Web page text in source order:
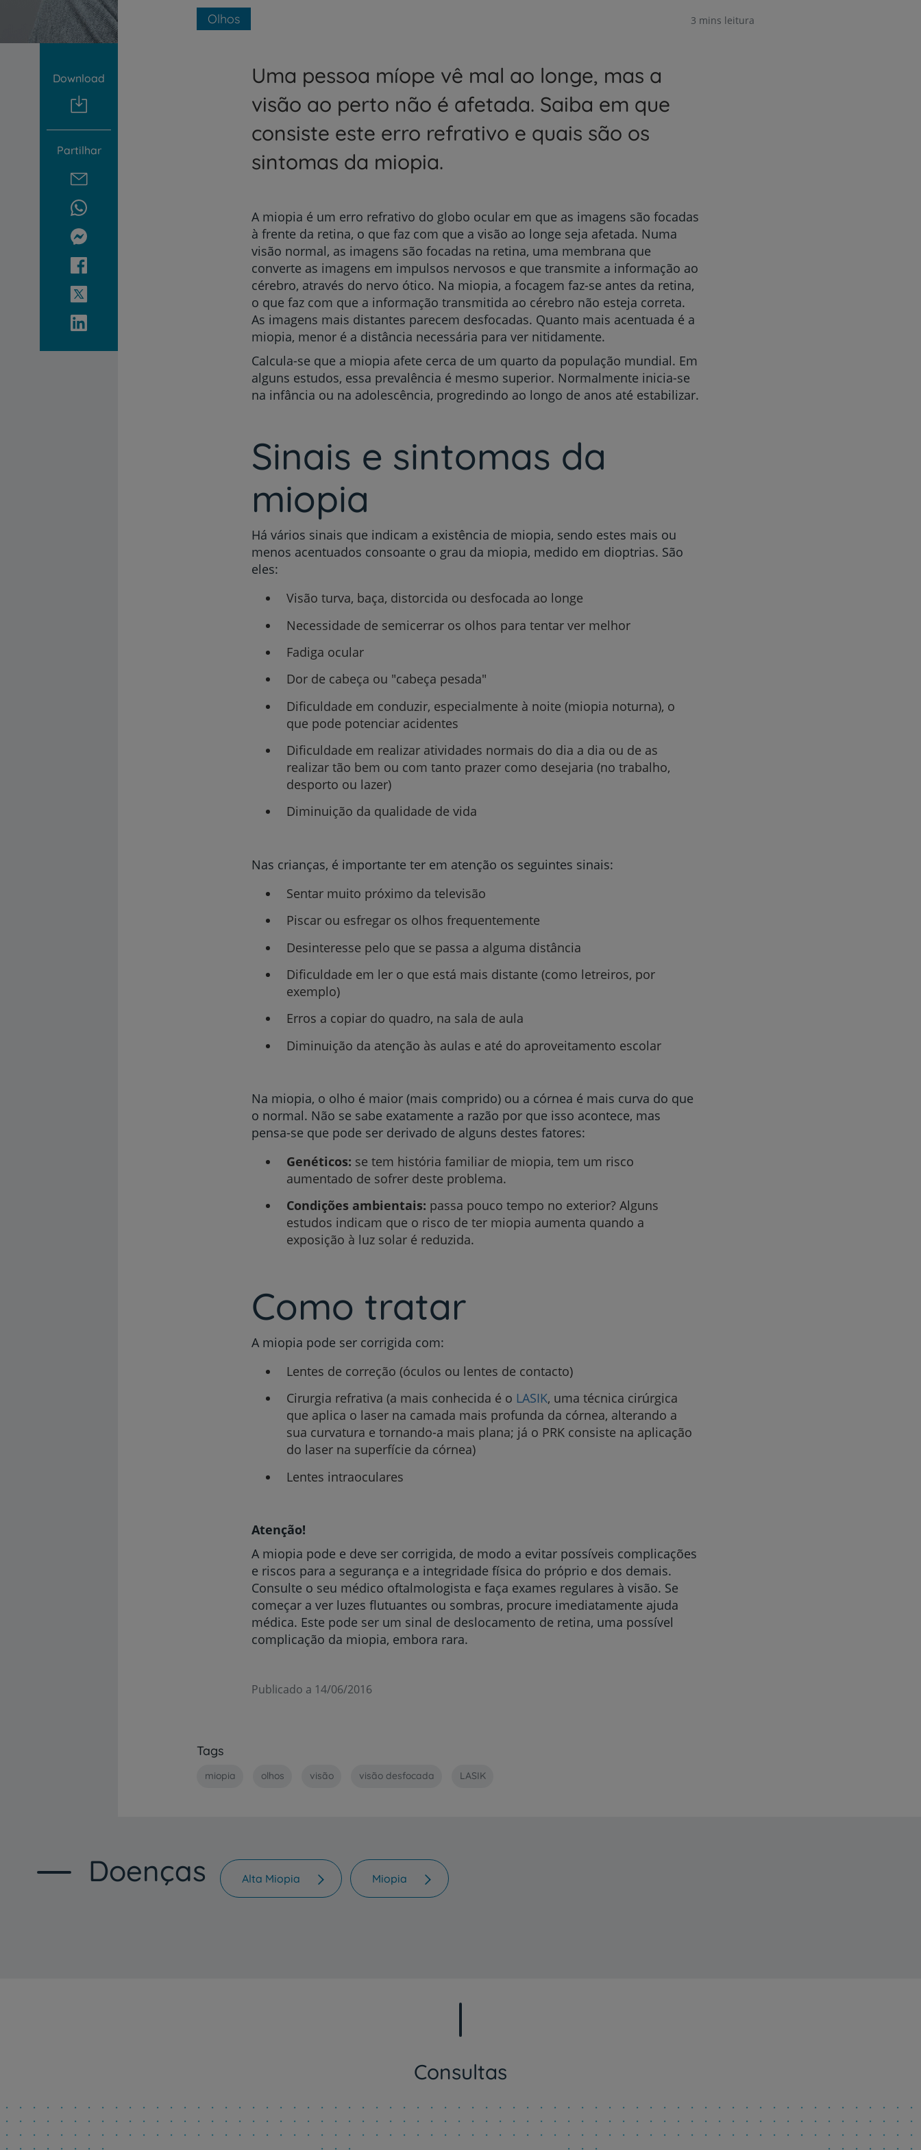
tela;
Prevenção e bem-estar
Serviços CUF
Plano +CUF
My CUF
Clientes e acompanhantes
CUF Academic Center
Para profissionais
Sobre nós
Contacte-nos
Olhos 3 mins leitura
Uma pessoa míope vê mal ao longe, mas a
visão ao perto não é afetada. Saiba em que
consiste este erro refrativo e quais são os
sintomas da miopia.
A miopia é um erro refrativo do globo ocular em que as imagens são focadas
à frente da retina, o que faz com que a visão ao longe seja afetada. Numa
visão normal, as imagens são focadas na retina, uma membrana que
converte as imagens em impulsos nervosos e que transmite a informação ao
cérebro, através do nervo ótico. Na miopia, a focagem faz-se antes da retina,
o que faz com que a informação transmitida ao cérebro não esteja correta.
As imagens mais distantes parecem desfocadas. Quanto mais acentuada é a
miopia, menor é a distância necessária para ver nitidamente.
Calcula-se que a miopia afete cerca de um quarto da população mundial. Em
alguns estudos, essa prevalência é mesmo superior. Normalmente inicia-se
na infância ou na adolescência, progredindo ao longo de anos até estabilizar.
Sinais e sintomas da
miopia
Há vários sinais que indicam a existência de miopia, sendo estes mais ou
menos acentuados consoante o grau da miopia, medido em dioptrias. São
eles:
Visão turva, baça, distorcida ou desfocada ao longe
Necessidade de semicerrar os olhos para tentar ver melhor
Fadiga ocular
Dor de cabeça ou "cabeça pesada"
Dificuldade em conduzir, especialmente à noite (miopia noturna), o
que pode potenciar acidentes
Dificuldade em realizar atividades normais do dia a dia ou de as
realizar tão bem ou com tanto prazer como desejaria (no trabalho,
desporto ou lazer)
Diminuição da qualidade de vida
Nas crianças, é importante ter em atenção os seguintes sinais:
Sentar muito próximo da televisão
Piscar ou esfregar os olhos frequentemente
Desinteresse pelo que se passa a alguma distância
Dificuldade em ler o que está mais distante (como letreiros, por
exemplo)
Erros a copiar do quadro, na sala de aula
Diminuição da atenção às aulas e até do aproveitamento escolar
Na miopia, o olho é maior (mais comprido) ou a córnea é mais curva do que
o normal. Não se sabe exatamente a razão por que isso acontece, mas
pensa-se que pode ser derivado de alguns destes fatores:
Genéticos: se tem história familiar de miopia, tem um risco
aumentado de sofrer deste problema.
Condições ambientais: passa pouco tempo no exterior? Alguns
estudos indicam que o risco de ter miopia aumenta quando a
exposição à luz solar é reduzida.
Como tratar
A miopia pode ser corrigida com:
Lentes de correção (óculos ou lentes de contacto)
Cirurgia refrativa (a mais conhecida é o LASIK, uma técnica cirúrgica
que aplica o laser na camada mais profunda da córnea, alterando a
sua curvatura e tornando-a mais plana; já o PRK consiste na aplicação
do laser na superfície da córnea)
Lentes intraoculares
Atenção!
A miopia pode e deve ser corrigida, de modo a evitar possíveis complicações
e riscos para a segurança e a integridade física do próprio e dos demais.
Consulte o seu médico oftalmologista e faça exames regulares à visão. Se
começar a ver luzes flutuantes ou sombras, procure imediatamente ajuda
médica. Este pode ser um sinal de deslocamento de retina, uma possível
complicação da miopia, embora rara.
Publicado a 14/06/2016
Tags
miopia olhos visão visão desfocada LASIK
Download
Partilhar
Doenças Alta Miopia Miopia
Consultas